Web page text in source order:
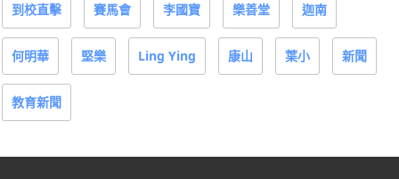
到校直擊 賽馬會 李國寶 樂善堂 迦南
何明華 堅樂 Ling Ying 康山 葉小 新聞
教育新聞